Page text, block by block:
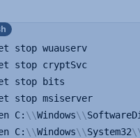
stop wuauserv
stop cryptSvc
stop bits
stop msiserver
C: \\Windows\\
C: \\Windows\\System32\